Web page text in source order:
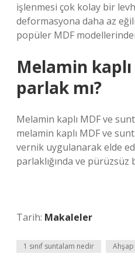
işlenmesi çok kolay bir
deformasyona daha az
popüler MDF
Melamin
parlak mı?
Melamin kaplı MDF ve
melamin kaplı MDF ve
vernik uygulanarak elde
parlaklığında ve pürüzsüz
Tarih: Makaleler
1 sınıf suntalam nedir Ahşap